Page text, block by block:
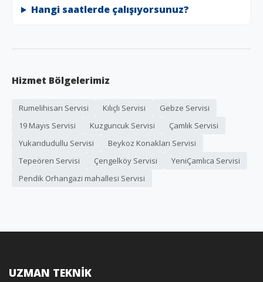
Hangi saatlerde çalışıyorsunuz?
Hizmet Bölgelerimiz
Rumelihisarı Servisi Kılıçlı Servisi
Gebze Servisi
19 Mayıs Servisi
Kuzguncuk Servisi
Çamlık Servisi
Yukarıdudullu Servisi
Beykoz Konakları Servisi
Tepeören Servisi
Çengelköy Servisi
YeniÇamlıca Servisi
Pendik Orhangazi mahallesi Servisi
UZMAN TEKNİK